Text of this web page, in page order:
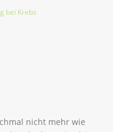
bei Krebs
nicht mehr wie